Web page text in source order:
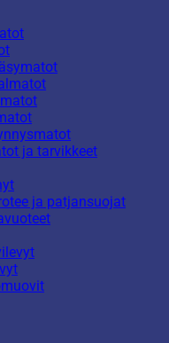
ja tarvikkeet
ja patjansuojat